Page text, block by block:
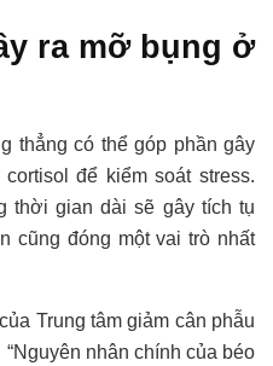
ra mỡ bụng ở
thẳng có thể góp phần gây
để kiểm soát stress.
thời gian dài sẽ gây tích tụ
cũng đóng một vai trò nhất
Trung tâm giảm cân phẫu
nhân chính của béo